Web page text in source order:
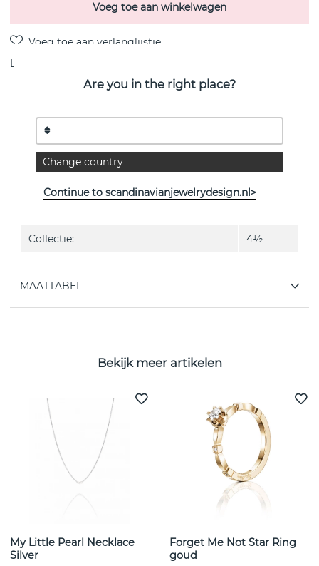
Voeg toe aan winkelwagen
Levering:
PRODUCTOMSCHRIJVING
4½ & Black Stars is een sterling zilveren van het
Zweedse Efva Attling
Collectie: 4½
MAATTABEL
Bekijk meer artikelen
My Little Pearl Necklace
Silver
Forget Me Not Star Ring
goud
Are you in the right place?
Change country
Continue to scandinavianjewelrydesign.nl>